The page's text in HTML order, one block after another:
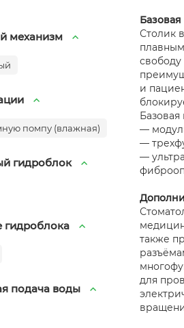
механизм
помпу (влажная)
гидроблок
гидроблока
подача воды
Столик
и
—
—
—
также
для